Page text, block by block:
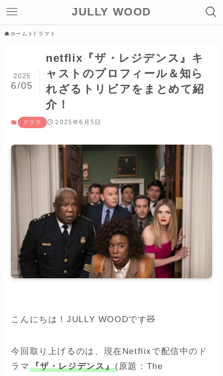
JULLY WOOD
ホーム ドラマ
netflix『ザ・レジデンス』キ
ャストのプロフィール＆知ら
れざるトリビアをまとめて紹
介！
2025
6/05
ドラマ 2025年6月5日
こんにちは！JULLY WOODです🧸
今回取り上げるのは、現在Netflixで配信中のド
ラマ 『ザ・レジデンス』(原題：The